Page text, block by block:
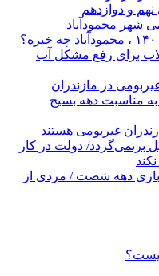
و دوازدهم
شهر محمودآباد
برای رفع مشکل آب
به مناسبت دهه بسیج
دولت در کار
دهه شصت / مردی از